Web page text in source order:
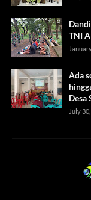
TNI
Ada
Desa
July